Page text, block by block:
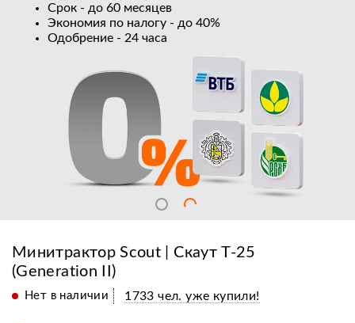
Срок - до 60 месяцев
Экономия по налогу - до 40%
Одобрение - 24 часа
Минитрактор Scout | Скаут Т-25
(Generation II)
Нет в наличии 1733 чел. уже купили!